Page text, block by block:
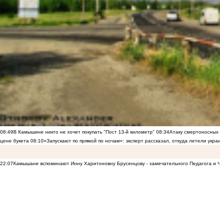
08:49В Камышине никто не хочет покупать "Пост 13-й километр" 08:34Атаку
цене букета 08:10«Запускают по прямой по ночам»: эксперт рассказал, откуда летели
22:07Камышане вспоминают Инну Харитоновну Брусенцову - замечательного Педагога и